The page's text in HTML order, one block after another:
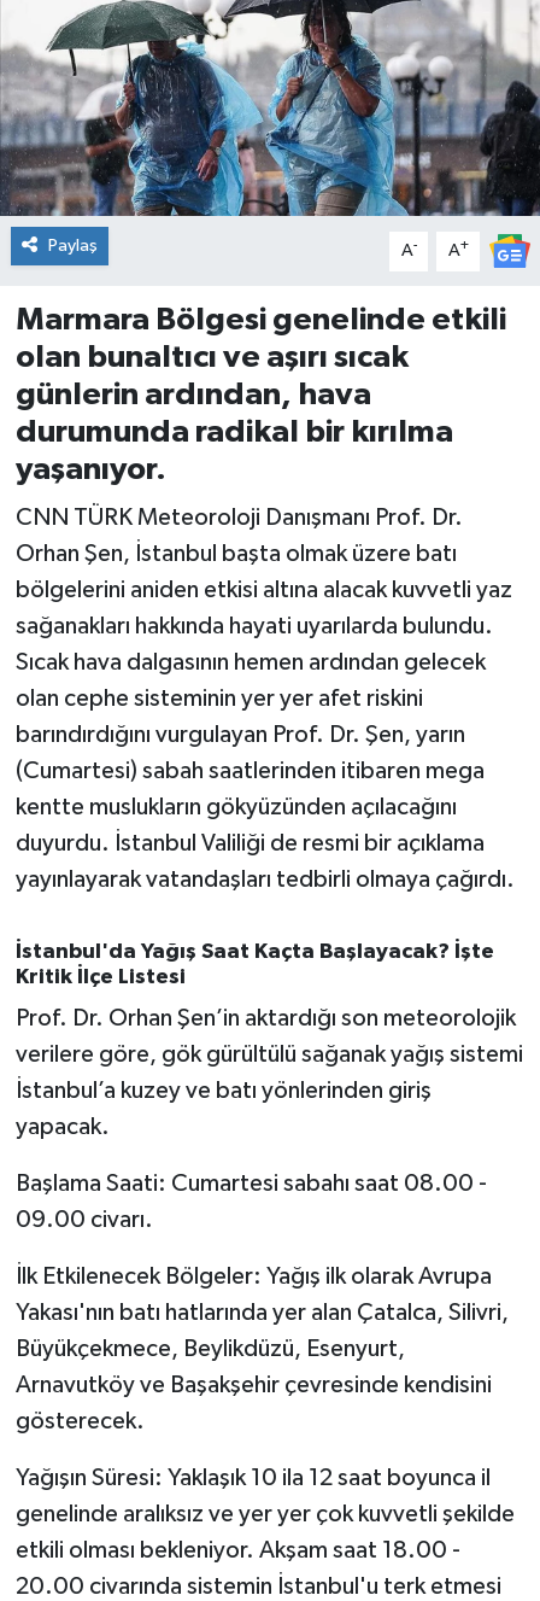
Paylaş A- A+
Marmara Bölgesi genelinde etkili
olan bunaltıcı ve aşırı sıcak
günlerin ardından, hava
durumunda radikal bir kırılma
yaşanıyor.
CNN TÜRK Meteoroloji Danışmanı Prof. Dr.
Orhan Şen, İstanbul başta olmak üzere batı
bölgelerini aniden etkisi altına alacak kuvvetli yaz
sağanakları hakkında hayati uyarılarda bulundu.
Sıcak hava dalgasının hemen ardından gelecek
olan cephe sisteminin yer yer afet riskini
barındırdığını vurgulayan Prof. Dr. Şen, yarın
(Cumartesi) sabah saatlerinden itibaren mega
kentte muslukların gökyüzünden açılacağını
duyurdu. İstanbul Valiliği de resmi bir açıklama
yayınlayarak vatandaşları tedbirli olmaya çağırdı.
İstanbul'da Yağış Saat Kaçta Başlayacak? İşte
Kritik İlçe Listesi
Prof. Dr. Orhan Şen’in aktardığı son meteorolojik
verilere göre, gök gürültülü sağanak yağış sistemi
İstanbul’a kuzey ve batı yönlerinden giriş
yapacak.
Başlama Saati: Cumartesi sabahı saat 08.00 -
09.00 civarı.
İlk Etkilenecek Bölgeler: Yağış ilk olarak Avrupa
Yakası'nın batı hatlarında yer alan Çatalca, Silivri,
Büyükçekmece, Beylikdüzü, Esenyurt,
Arnavutköy ve Başakşehir çevresinde kendisini
gösterecek.
Yağışın Süresi: Yaklaşık 10 ila 12 saat boyunca il
genelinde aralıksız ve yer yer çok kuvvetli şekilde
etkili olması bekleniyor. Akşam saat 18.00 -
20.00 civarında sistemin İstanbul'u terk etmesi
EĞİTİM
EKONOMİ
Erdek
Gömeç
Havran
İvrindi
KENT GÜNDEMİ
Kepsut
KÜLTÜR-SANAT
MAGAZİN
MANŞET
Manyas
OLAY
OTOMOTİV
Resmi İlanlar
SAĞLIK
Savaştepe
Sındırgı
SÜRMANŞET
TARİHTE BUGÜN
TEKNOLOJİ